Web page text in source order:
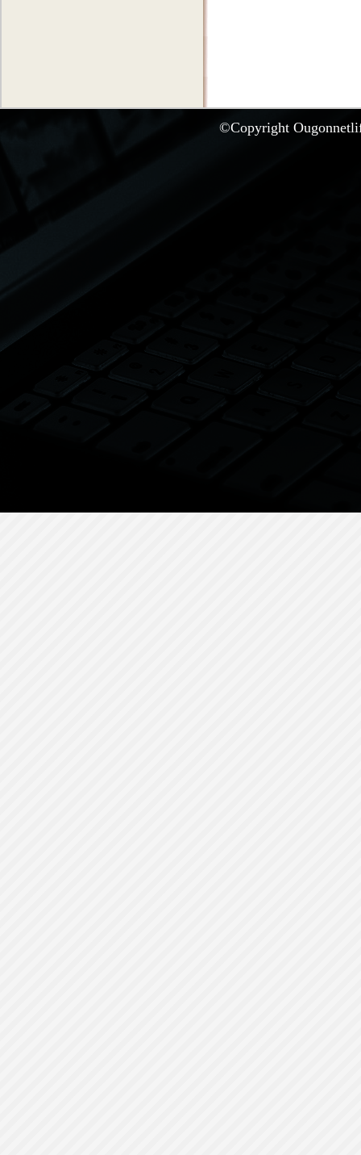
©Copyright